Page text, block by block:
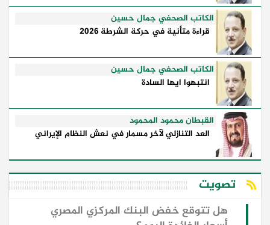
الكاتب الصحفي جمال حسين
قراءة متأنية في حركة الشرطة 2026
الكاتب الصحفي جمال حسين
انتبهوا ايها السادة
القبطان محمود المحمود
العد التنازلي لآخر مسمار في نعش النظام الإيراني
تصويت
هل تتوقع خفض البنك المركزي المصري